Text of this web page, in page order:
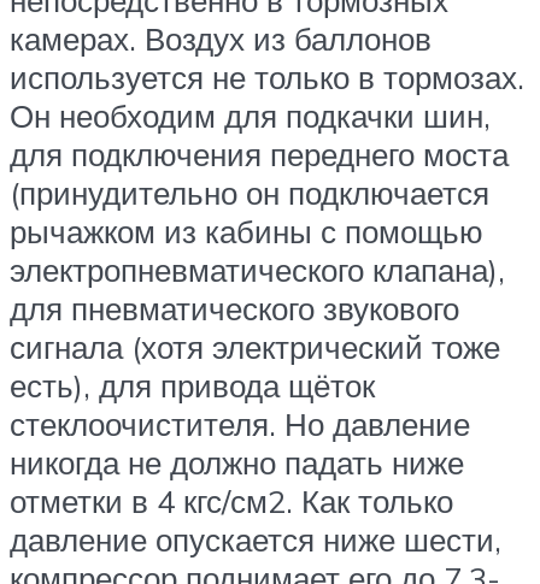
камерах. Воздух из баллонов
используется не только в тормозах.
Он необходим для подкачки шин,
для подключения переднего моста
(принудительно он подключается
рычажком из кабины с помощью
электропневматического клапана),
для пневматического звукового
сигнала (хотя электрический тоже
есть), для привода щёток
стеклоочистителя. Но давление
никогда не должно падать ниже
отметки в 4 кгс/см2. Как только
давление опускается ниже шести,